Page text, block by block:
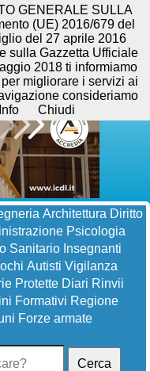
Architettura Diritto
Psicologia
Sanitario Insegnanti
Autisti Vigilanza
Protette Diari Rinvii
Formativi Regione
Forze armate
Cerca
GENERALE SULLA
(UE) 2016/679 del
del 27 aprile 2016
sulla Gazzetta Ufficiale
2018 ti informiamo
migliorare i servizi ai
consideriamo
Info Chiudi